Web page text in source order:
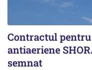
Contractul
antiaeriene
semnat